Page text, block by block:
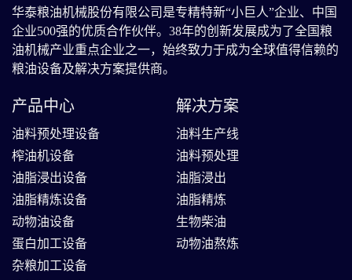
华泰粮油机械股份有限公司是专精特新“小巨人”企业、中国
企业500强的优质合作伙伴。38年的创新发展成为了全国粮
油机械产业重点企业之一，始终致力于成为全球值得信赖的
粮油设备及解决方案提供商。
产品中心
油料预处理设备
榨油机设备
油脂浸出设备
油脂精炼设备
动物油设备
蛋白加工设备
杂粮加工设备
解决方案
油料生产线
油料预处理
油脂浸出
油脂精炼
生物柴油
动物油熬炼